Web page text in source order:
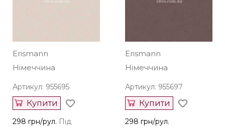
Erismann
Німеччина
Артикул: 955695
Купити
298 грн/рул. Під
Erismann
Німеччина
Артикул: 955697
Купити
298 грн/рул.